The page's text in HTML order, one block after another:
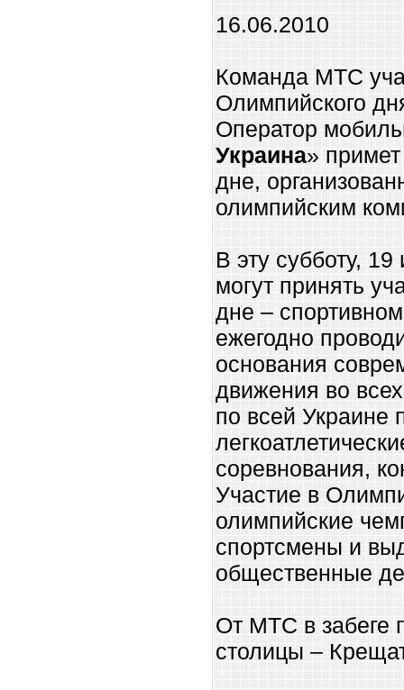
16.06.2010
Команда МТС
Олимпийского
Оператор
Украина»
дне,
олимпийским
В эту субботу,
могут принять
дне –
ежегодно
основания
движения во
по всей Украине
соревнования,
Участие в
олимпийские
спортсмены и
общественные
От МТС в забеге
столицы –